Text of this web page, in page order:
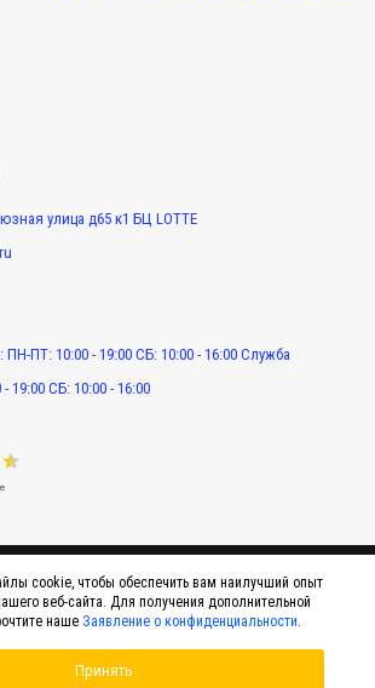
улица д65 к1 БЦ LOTTE
ПТ: 10:00 - 19:00 СБ: 10:00 - 16:00 Служба
19:00 СБ: 10:00 - 16:00
магазин оригинальных аксессуаров к наручным часам
cookie, чтобы обеспечить вам наилучший опыт
веб-сайта. Для получения дополнительной
наше Заявление о конфиденциальности.
Принять